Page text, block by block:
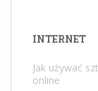
INTERNET
Jak używać
online